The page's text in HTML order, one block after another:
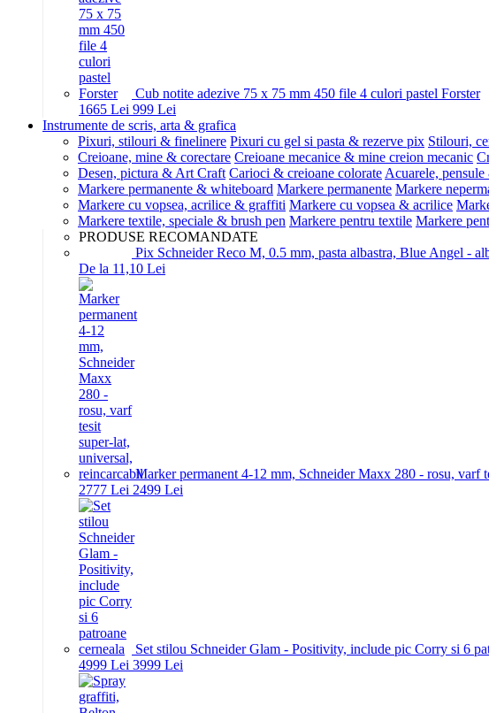
Cub notite adezive 75 x 75 mm 450 file 4 culori pastel Forster
1665 Lei 999 Lei
Instrumente de scris, arta & grafica
Pixuri, stilouri & finelinere Pixuri cu gel si pasta & rezerve pix Stilouri,
Creioane, mine & corectare Creioane mecanice & mine creion mecanic
Desen, pictura & Art Craft Carioci & creioane colorate Acuarele,
Markere permanente & whiteboard Markere permanente Markere
Markere cu vopsea, acrilice & graffiti Markere cu vopsea & acrilice
Markere textile, speciale & brush pen Markere pentru textile Markere
PRODUSE RECOMANDATE
Pix Schneider Reco M, 0.5 mm, pasta albastra, Blue Angel -
De la 11,10 Lei
Marker permanent 4-12 mm, Schneider Maxx 280 - rosu, varf
2777 Lei 2499 Lei
Set stilou Schneider Glam - Positivity, include pic Corry si 6
4999 Lei 3999 Lei